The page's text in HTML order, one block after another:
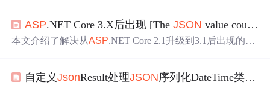
ASP.NET Core 3.X后出现 [TheJSON value could not be converted to System.Nullable] 错误
本文介绍了解决从ASP.NET Core 2.1升级到3.1后出现的JS
AspNetCore.Mvc.NewtonsoftJson包，并在Startup.cs中配
自定义JsonResult处理JSON序列化DateTime类型数据（Ext4.2+